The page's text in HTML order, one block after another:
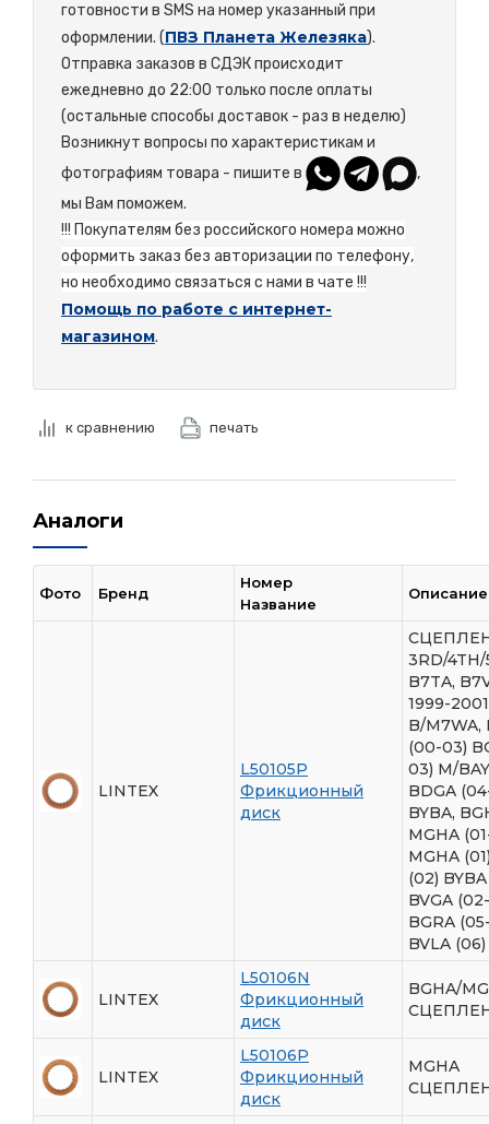
готовности в SMS на номер указанный при
оформлении. (ПВЗ Планета Железяка).
Отправка заказов в СДЭК происходит
ежедневно до 22:00 только после оплаты
(остальные способы доставок - раз в неделю)
Возникнут вопросы по характеристикам и
фотографиям товара - пишите в
,
мы Вам поможем.
!!! Покупателям без российского номера можно
оформить заказ без авторизации по телефону,
но необходимо связаться с нами в чате !!!
Помощь по работе с интернет-
магазином.
к сравнению печать
Аналоги
Фото Бренд
Номер
Название
Описание
LINTEX
L50105P
Фрикционный
диск
3RD/
B7TA,
1999-2001
B/M7WA,
(00-03)
03) M/
BDGA
BYBA,
MGHA
MGHA
(02)
BVGA
BGRA
BVLA (06)
LINTEX
L50106N
Фрикционный
диск
BGHA/
LINTEX
L50106P
Фрикционный
диск
MGHA